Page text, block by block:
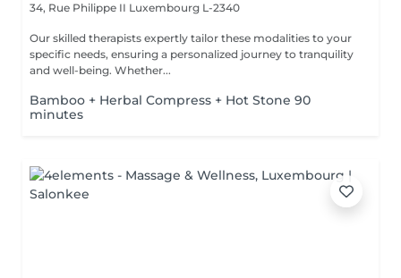
34, Rue Philippe II Luxembourg L-2340
Our skilled therapists expertly tailor these modalities to your
specific needs, ensuring a personalized journey to tranquility
and well-being. Whether...
Bamboo + Herbal Compress + Hot Stone 90
minutes